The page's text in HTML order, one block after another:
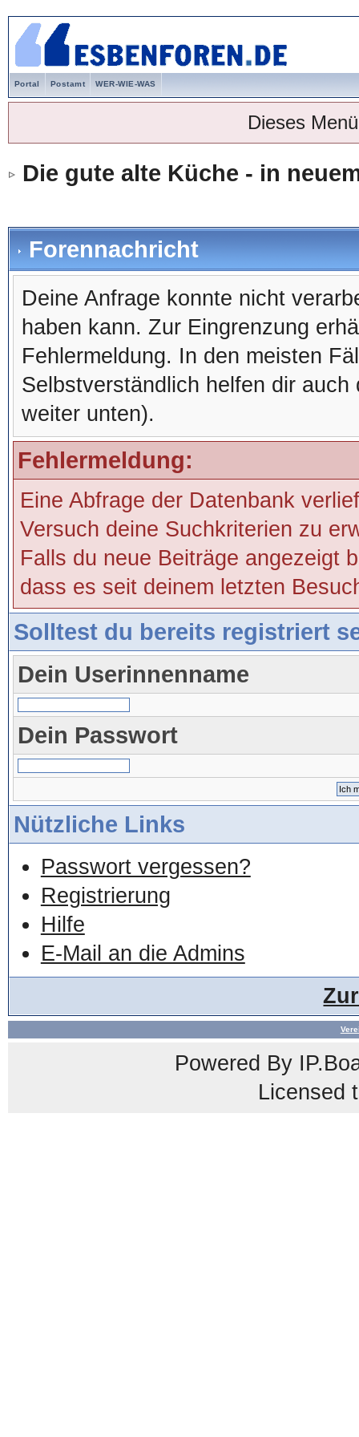
Portal Postamt WER-WIE-WAS
Dieses
Die gute alte Küche - in
Forennachricht
Deine Anfrage konnte nicht
haben kann. Zur Eingrenzung
Fehlermeldung. In den meisten
Selbstverständlich helfen dir
weiter unten).
Fehlermeldung:
Eine Abfrage der Datenbank
Versuch deine Suchkriterien zu
Falls du neue Beiträge angezeigt
dass es seit deinem letzten
Solltest du bereits registriert
Dein Userinnenname
Dein Passwort
Nützliche Links
Passwort vergessen?
Registrierung
Hilfe
E-Mail an die Admins
Powered By
Licensed